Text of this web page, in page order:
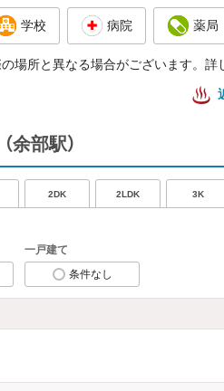
学校 病院 薬局
場所と異なる場合がございます。詳
（余部駅）
2DK 2LDK 3K
一戸建て
条件なし